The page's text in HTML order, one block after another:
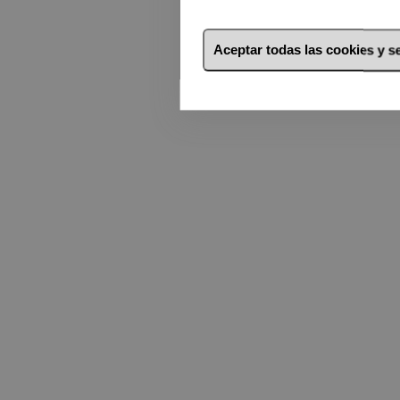
Aceptar todas las cookies y